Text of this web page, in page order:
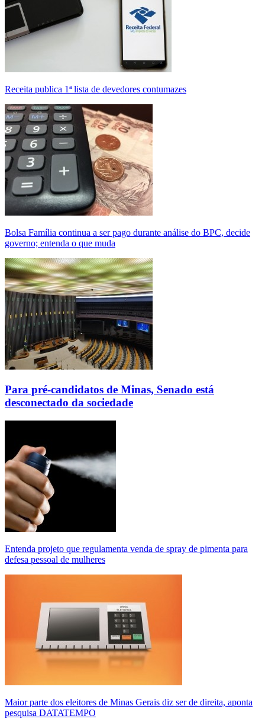
Receita publica 1ª lista de devedores contumazes
Bolsa Família continua a ser pago durante análise do BPC, decide
governo; entenda o que muda
Para pré-candidatos de Minas, Senado está
desconectado da sociedade
Entenda projeto que regulamenta venda de spray de pimenta para
defesa pessoal de mulheres
Maior parte dos eleitores de Minas Gerais diz ser de direita, aponta
pesquisa DATATEMPO